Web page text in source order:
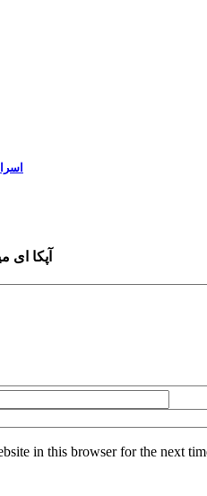
اسرائیل کے 72
آپکا ای
in this browser for the next